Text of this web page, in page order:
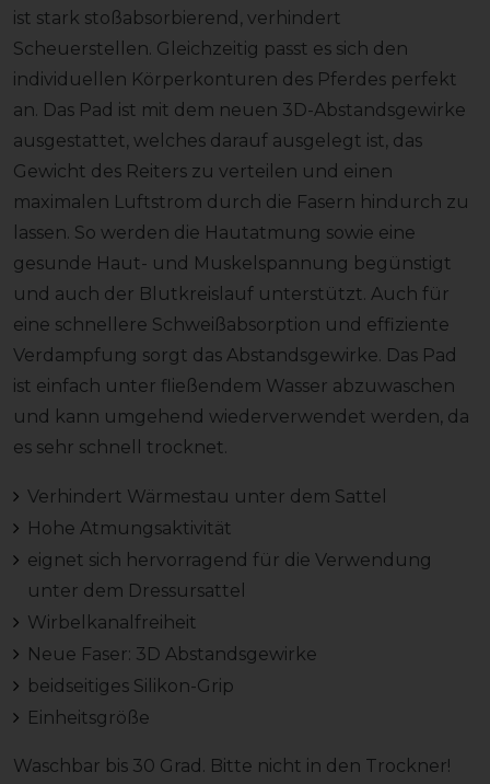
ist stark stoßabsorbierend, verhindert
Scheuerstellen. Gleichzeitig passt es sich den
individuellen Körperkonturen des Pferdes perfekt
an. Das Pad ist mit dem neuen 3D-Abstandsgewirke
ausgestattet, welches darauf ausgelegt ist, das
Gewicht des Reiters zu verteilen und einen
maximalen Luftstrom durch die Fasern hindurch zu
lassen. So werden die Hautatmung sowie eine
gesunde Haut- und Muskelspannung begünstigt
und auch der Blutkreislauf unterstützt. Auch für
eine schnellere Schweißabsorption und effiziente
Verdampfung sorgt das Abstandsgewirke. Das Pad
ist einfach unter fließendem Wasser abzuwaschen
und kann umgehend wiederverwendet werden, da
es sehr schnell trocknet.
Verhindert Wärmestau unter dem Sattel
Hohe Atmungsaktivität
eignet sich hervorragend für die Verwendung
unter dem Dressursattel
Wirbelkanalfreiheit
Neue Faser: 3D Abstandsgewirke
beidseitiges Silikon-Grip
Einheitsgröße
Waschbar bis 30 Grad. Bitte nicht in den Trockner!